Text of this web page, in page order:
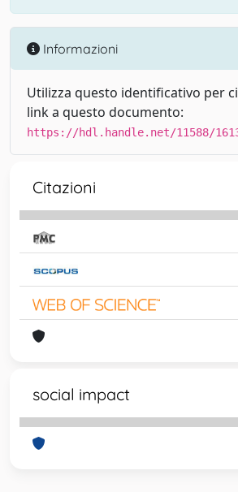
Informazioni
Utilizza questo identificativo per
link a questo documento:
https://hdl.handle.net/11588/
Citazioni
social impact